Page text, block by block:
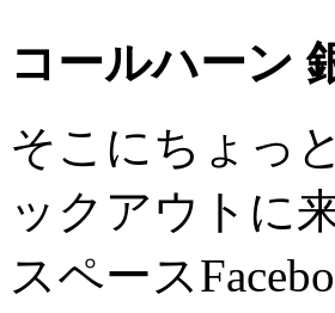
コールハーン
そこにちょっ
ックアウトに
スペース